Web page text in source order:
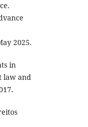
2025.
in
law and